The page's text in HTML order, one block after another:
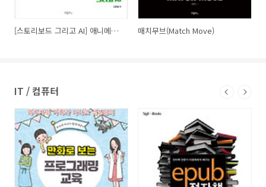
[스토리보드 그리고 AI] 애니메이션과 영상연출을 위한 매치무브(Match Move)
IT / 컴퓨터